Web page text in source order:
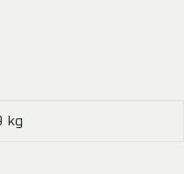
kg